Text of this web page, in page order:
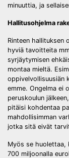
minuuttia, ja
Hallitusohjelma
Rinteen hallituksen
hyviä tavoitteita
syrjäytymisen
montaa mieltä.
oppivelvollisuusiän
emme. Ongelma ei
peruskoulun
pitäisi kohdentaa
mahdollisimman
jotka sitä eivät
Myös se huolettaa,
700 miljoonalla